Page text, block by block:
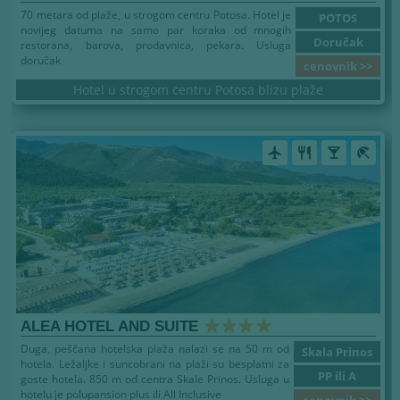
POTOS
Doručak
cenovnik >>
70 metara od plaže, u strogom centru Potosa. Hotel je
novijeg datuma na samo par koraka od mnogih
restorana, barova, prodavnica, pekara. Usluga
doručak
Hotel u strogom centru Potosa blizu plaže
airplanemode_active restaurant local_bar beach_access
ALEA HOTEL AND SUITE
Skala Prinos
PP ili A
Duga, peščana hotelska plaža nalazi se na 50 m od
hotela. Ležaljke i suncobrani na plaži su besplatni za
goste hotela. 850 m od centra Skale Prinos. Usluga u
hotelu je polupansion plus ili All Inclusive